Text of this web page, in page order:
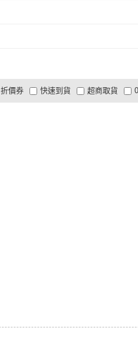
折價券
有影片
商品有量 電視購物
快速到貨 超商取貨